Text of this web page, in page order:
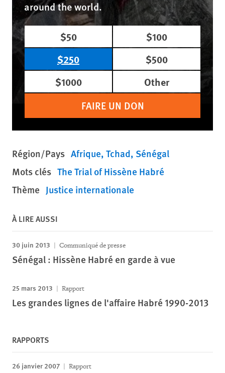
around the world.
$50
$100
$250
$500
$1000
Other
FAIRE UN DON
Région/Pays Afrique Tchad Sénégal
Mots clés The Trial of Hissène Habré
Thème Justice internationale
À LIRE AUSSI
30 juin 2013 Communiqué de presse
Sénégal : Hissène Habré en garde à vue
25 mars 2013 Rapport
Les grandes lignes de l'affaire Habré 1990-2013
RAPPORTS
26 janvier 2007 Rapport